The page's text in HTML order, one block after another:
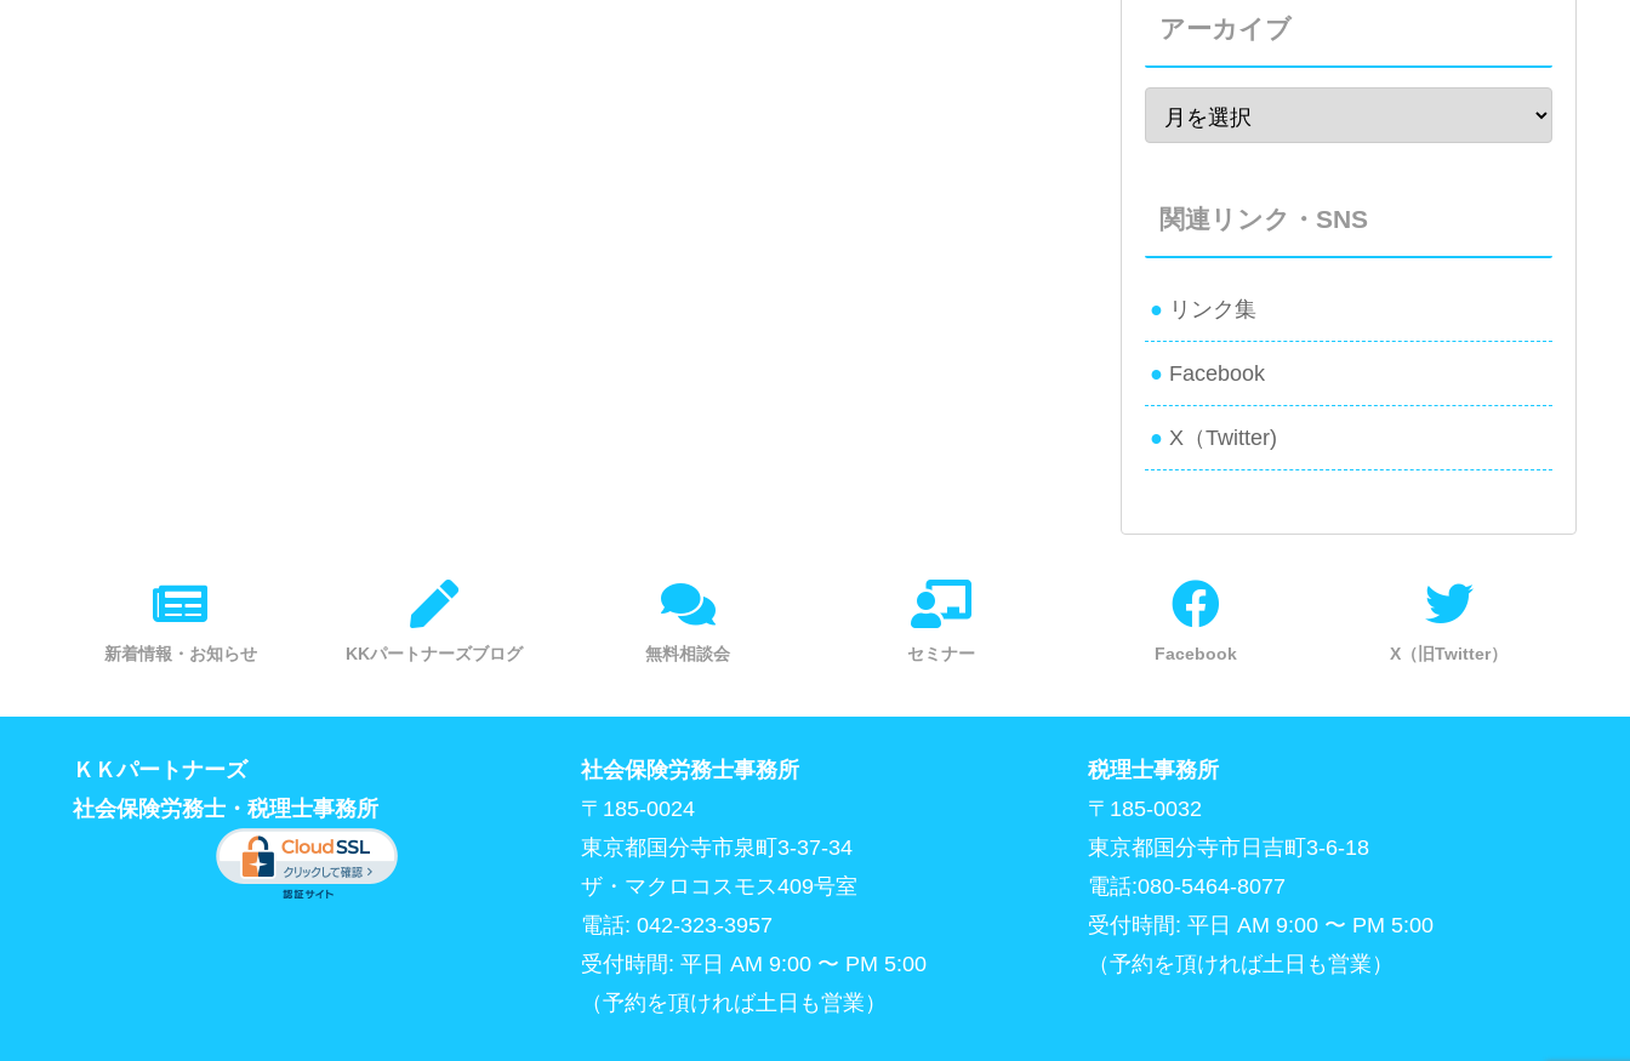
アーカイブ
関連リンク・SNS
リンク集
Facebook
X（Twitter)
新着情報・お知らせ KKパートナーズブログ 無料相談会 セミナー Facebook X（旧Twitter）
ＫＫパートナーズ
社会保険労務士・税理士事務所
社会保険労務士事務所
〒185-0024
東京都国分寺市泉町3-37-34
ザ・マクロコスモス409号室
電話: 042-323-3957
受付時間: 平日 AM 9:00 〜 PM 5:00
（予約を頂ければ土日も営業）
税理士事務所
〒185-0032
東京都国分寺市日吉町3-6-18
電話:080-5464-8077
受付時間: 平日 AM 9:00 〜 PM 5:00
（予約を頂ければ土日も営業）